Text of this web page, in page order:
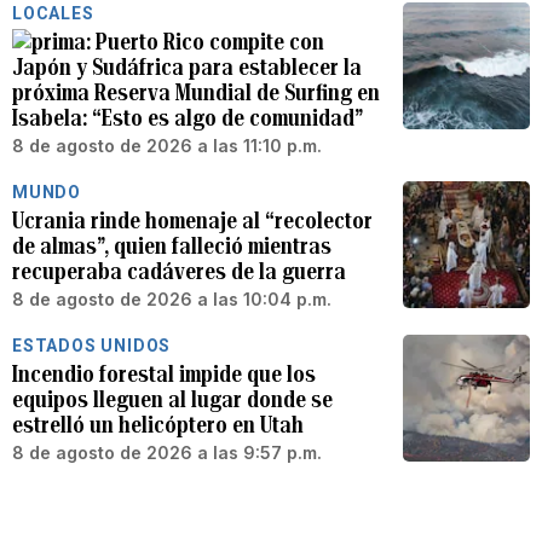
LOCALES
Puerto Rico compite con
Japón y Sudáfrica para establecer la
próxima Reserva Mundial de Surfing en
Isabela: “Esto es algo de comunidad”
8 de agosto de 2026 a las 11:10 p.m.
MUNDO
Ucrania rinde homenaje al “recolector
de almas”, quien falleció mientras
recuperaba cadáveres de la guerra
8 de agosto de 2026 a las 10:04 p.m.
ESTADOS UNIDOS
Incendio forestal impide que los
equipos lleguen al lugar donde se
estrelló un helicóptero en Utah
8 de agosto de 2026 a las 9:57 p.m.